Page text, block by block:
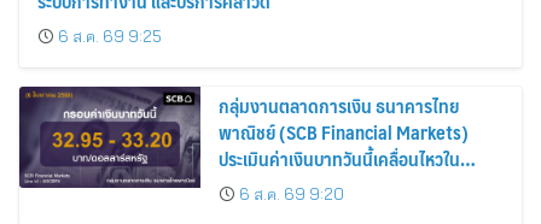
6 ส.ค. 69 9:25
กลุ่มงานตลาดการเงิน ธนาคารไทย
พาณิชย์ (SCB Financial Markets)
ประเมินค่าเงินบาทวันนี้เคลื่อนไหวใน
กรอบ 32.95-33.20 บาท/ดอลลาร์
6 ส.ค. 69 9:20